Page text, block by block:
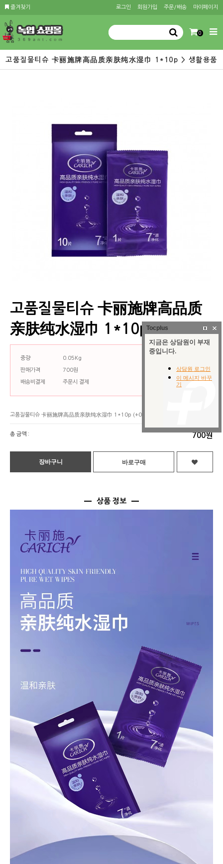
즐겨찾기 로그인 회원가입 주문/배송 마이페이지
0
고품질물티슈 卡丽施牌高品质亲肤纯水湿巾 1*10p > 생활용품
고품질물티슈 卡丽施牌高品质
亲肤纯水湿巾 1*10p
중량 0.05Kg
판매가격 700원
배송비결제 주문시 결제
고품질물티슈 卡丽施牌高品质亲肤纯水湿巾 1*10p (+0원)
총 금액 : 700원
상품 정보
Tocplus